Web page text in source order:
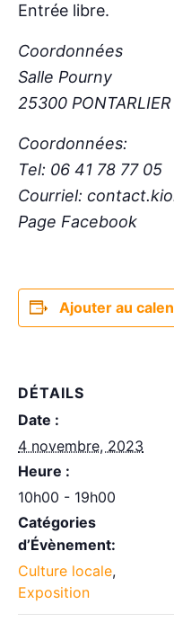
Entrée libre.
Coordonnées
Salle Pourny
25300 PONTARLIER
Coordonnées:
Tel: 06 41 78 77 05
Courriel:
Page Facebook
Ajouter au
DÉTAILS
Date :
4 novembre, 2023
Heure :
10h00 - 19h00
Catégories
d’Évènement:
Culture locale,
Exposition